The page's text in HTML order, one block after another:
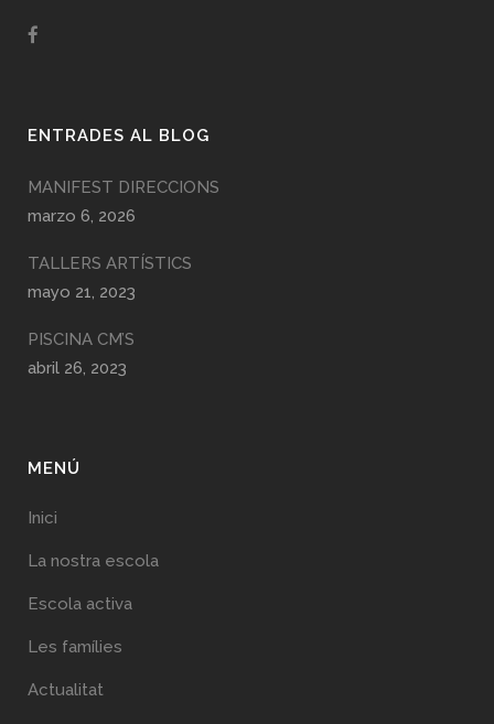
ENTRADES AL BLOG
MANIFEST DIRECCIONS
marzo 6, 2026
TALLERS ARTÍSTICS
mayo 21, 2023
PISCINA CM’S
abril 26, 2023
MENÚ
Inici
La nostra escola
Escola activa
Les famílies
Actualitat